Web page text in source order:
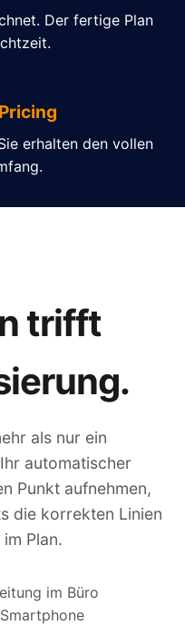
Der fertige Plan
erhalten den vollen
trifft
als nur ein
automatischer
Punkt aufnehmen,
die korrekten Linien
Plan.
im Büro